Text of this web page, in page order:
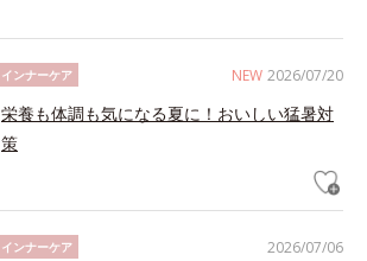
NEW 2026/07/20
インナーケア
栄養も体調も気になる夏に！おいしい猛暑対
策
2026/07/06
インナーケア